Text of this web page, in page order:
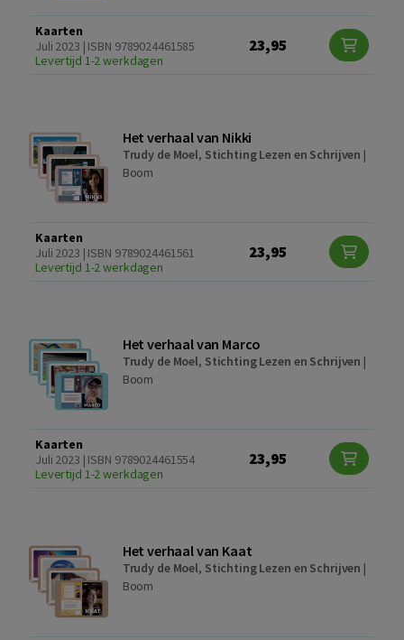
Kaarten
Juli 2023 | ISBN 9789024461585
Levertijd 1-2 werkdagen
23,95
Het verhaal van Nikki
Trudy de Moel, Stichting Lezen en Schrijven |
Boom
Kaarten
Juli 2023 | ISBN 9789024461561
Levertijd 1-2 werkdagen
23,95
Het verhaal van Marco
Trudy de Moel, Stichting Lezen en Schrijven |
Boom
Kaarten
Juli 2023 | ISBN 9789024461554
Levertijd 1-2 werkdagen
23,95
Het verhaal van Kaat
Trudy de Moel, Stichting Lezen en Schrijven |
Boom